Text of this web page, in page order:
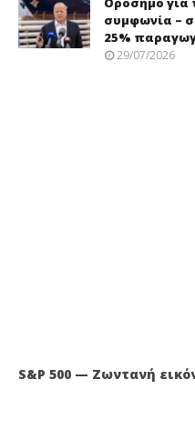
συμφωνία –
25%
29/07/2026
S&P 500 — Ζωντανή